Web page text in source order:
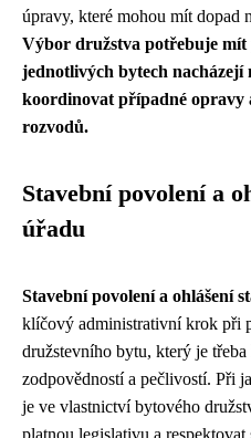
úpravy, které mohou mít dopad
Výbor družstva potřebuje mít
jednotlivých bytech
koordinovat případné opravy
rozvodů.
Stavební povolení a
úřadu
Stavební povolení a ohlášení
klíčový administrativní krok při
družstevního bytu, který je
zodpovědností a pečlivostí. Při
je ve vlastnictví bytového